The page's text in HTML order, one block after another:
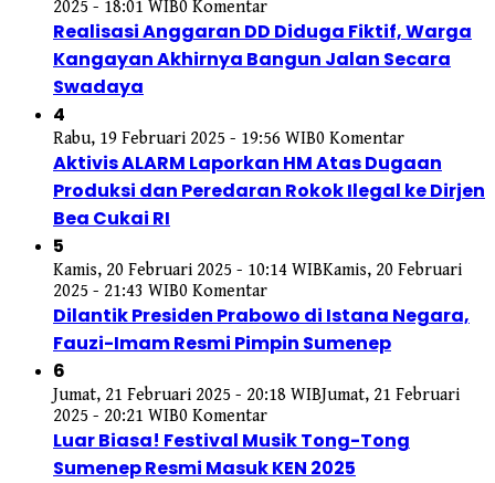
2025 - 18:01 WIB0 Komentar
Realisasi Anggaran DD Diduga Fiktif, Warga
Kangayan Akhirnya Bangun Jalan Secara
Swadaya
4
Rabu, 19 Februari 2025 - 19:56 WIB0 Komentar
Aktivis ALARM Laporkan HM Atas Dugaan
Produksi dan Peredaran Rokok Ilegal ke Dirjen
Bea Cukai RI
5
Kamis, 20 Februari 2025 - 10:14 WIBKamis, 20 Februari
2025 - 21:43 WIB0 Komentar
Dilantik Presiden Prabowo di Istana Negara,
Fauzi-Imam Resmi Pimpin Sumenep
6
Jumat, 21 Februari 2025 - 20:18 WIBJumat, 21 Februari
2025 - 20:21 WIB0 Komentar
Luar Biasa! Festival Musik Tong-Tong
Sumenep Resmi Masuk KEN 2025